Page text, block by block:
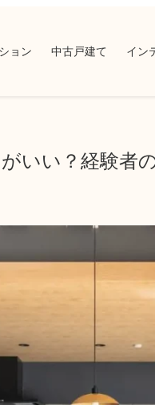
ョン 中古戸建て イン
いい？経験者